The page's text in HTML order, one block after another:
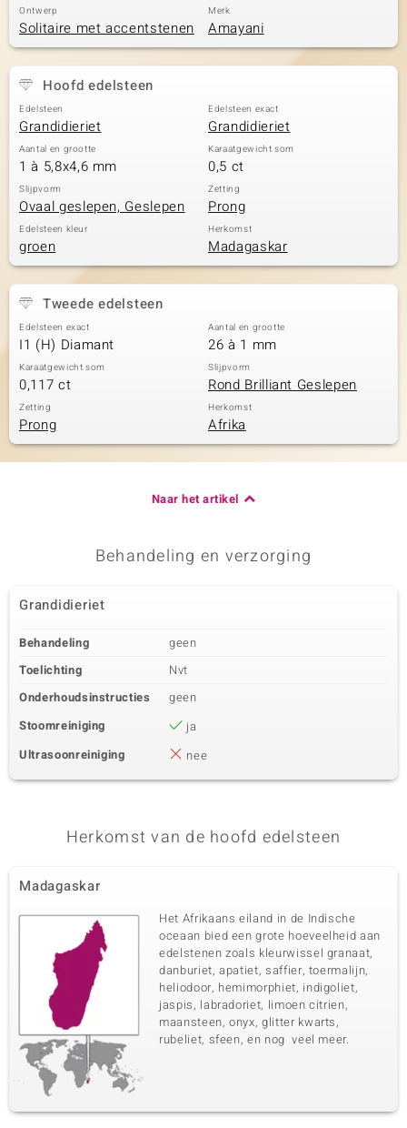
Ontwerp
Solitaire met accentstenen
Merk
Amayani
Hoofd edelsteen
Edelsteen
Grandidieriet
Edelsteen exact
Grandidieriet
Aantal en grootte
1 à 5,8x4,6 mm
Karaatgewicht som
0,5 ct
Slijpvorm
Ovaal geslepen, Geslepen
Zetting
Prong
Edelsteen kleur
groen
Herkomst
Madagaskar
Tweede edelsteen
Edelsteen exact
I1 (H) Diamant
Aantal en grootte
26 à 1 mm
Karaatgewicht som
0,117 ct
Slijpvorm
Rond Brilliant Geslepen
Zetting
Prong
Herkomst
Afrika
Naar het artikel
Behandeling en verzorging
Grandidieriet
Behandeling
geen
Toelichting
Nvt
Onderhoudsinstructies
geen
Stoomreiniging
ja
Ultrasoonreiniging
nee
Herkomst van de hoofd edelsteen
Madagaskar
Het Afrikaans eiland in de Indische
oceaan bied een grote hoeveelheid aan
edelstenen zoals kleurwissel granaat,
danburiet, apatiet, saffier, toermalijn,
heliodoor, hemimorphiet, indigoliet,
jaspis, labradoriet, limoen citrien,
maansteen, onyx, glitter kwarts,
rubeliet, sfeen, en nog veel meer.